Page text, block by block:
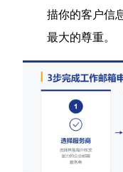
描你的客户信
最大的尊重。